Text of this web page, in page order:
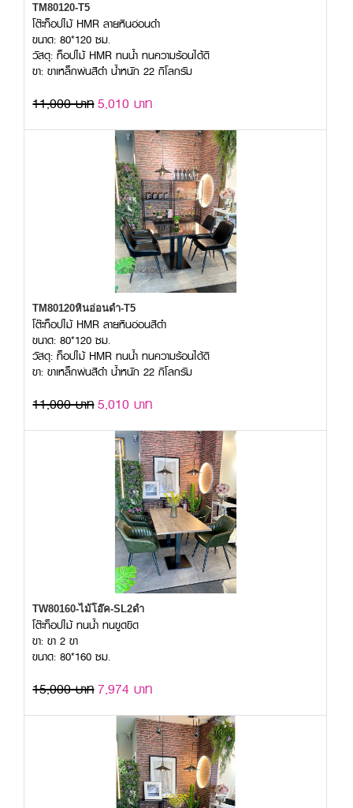
TM80120-T5
โต๊ะท็อปไม้ HMR ลายหินอ่อนดำ
ขนาด: 80*120 ซม.
วัสดุ: ท็อปไม้ HMR ทนน้ำ ทนความร้อนได้ดี
ขา: ขาเหล็กพ่นสีดำ น้ำหนัก 22 กิโลกรัม
11,000 บาท5,010 บาท
TM80120หินอ่อนดำ-T5
โต๊ะท็อปไม้ HMR ลายหินอ่อนสีดำ
ขนาด: 80*120 ซม.
วัสดุ: ท็อปไม้ HMR ทนน้ำ ทนความร้อนได้ดี
ขา: ขาเหล็กพ่นสีดำ น้ำหนัก 22 กิโลกรัม
11,000 บาท5,010 บาท
TW80160-ไม้โอ๊ค-SL2ดำ
โต๊ะท็อปไม้ ทนน้ำ ทนขูดขีด
ขา: ขา 2 ขา
ขนาด: 80*160 ซม.
15,000 บาท7,974 บาท